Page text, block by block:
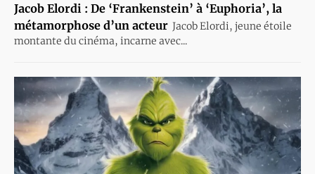
Jacob Elordi : De ‘Frankenstein’ à ‘Euphoria’, la
métamorphose d’un acteur Jacob Elordi, jeune étoile
montante du cinéma, incarne avec...